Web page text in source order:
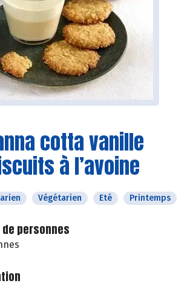
cotta vanille
à l’avoine
Végétarien Eté Printemps
de personnes